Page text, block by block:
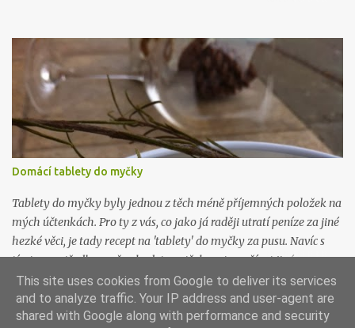
zkuste ji. Je řecky božská. Budete potřebovat: 1 litr kvalitního
plnotučného mléka 1 kelímek kvalitního bílého jogurtu (nic
nezkazíte když bude bio) plátýnko Mléko nalijte do hrnce a
ohřejte na 40 stupňů. Přidejte jogurt a promíchjte. Směs přelijte do
velké sklenice (je dobré ji pořádně umýt, nejlépe i vyvařit) s
uzavíratelným hrdlem a nechte při pokojové teplotě pracovat. Za
12 hodin nalijte jogurt do plátýnka vytlačte co nejvíc tekutiny.
Hustota řeckého jogurtu připomíná hustotu zakysané smetany.
Poté uložte do lednice nejlépe do kabiček nebo skleniček vhodných
k uskla...
Domácí tablety do myčky
Tablety do myčky byly jednou z těch méně příjemných položek na
mých účtenkách. Pro ty z vás, co jako já raději utratí peníze za jiné
hezké věci, je tady recept na 'tablety' do myčky za pusu. Navíc s
tímto prostředkem už nebudete potřebovat používat jiné
prostředky na mytí a změkčování vody, ani proti vodnímu kameni.
Všechno je v tom, all inclusive. Budete potřebovat: 300g jedlé sody
(můžete si objednat na tady ) 300g práškové sody na praní
This site uses cookies from Google to deliver its services
and to analyze traffic. Your IP address and user-agent are
shared with Google along with performance and security